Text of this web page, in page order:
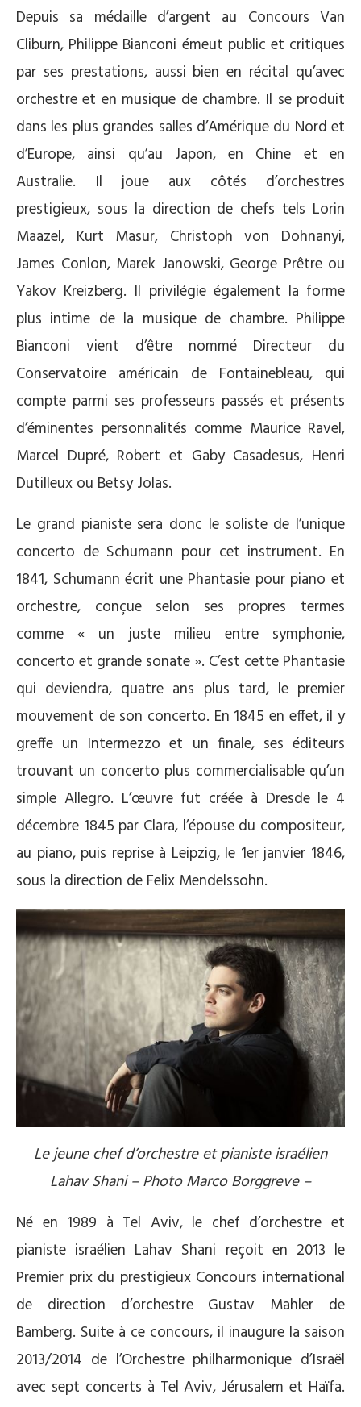
Depuis sa médaille d’argent au Concours Van
Cliburn, Philippe Bianconi émeut public et critiques
par ses prestations, aussi bien en récital qu’avec
orchestre et en musique de chambre. Il se produit
dans les plus grandes salles d’Amérique du Nord et
d’Europe, ainsi qu’au Japon, en Chine et en
Australie. Il joue aux côtés d’orchestres
prestigieux, sous la direction de chefs tels Lorin
Maazel, Kurt Masur, Christoph von Dohnanyi,
James Conlon, Marek Janowski, George Prêtre ou
Yakov Kreizberg. Il privilégie également la forme
plus intime de la musique de chambre. Philippe
Bianconi vient d’être nommé Directeur du
Conservatoire américain de Fontainebleau, qui
compte parmi ses professeurs passés et présents
d’éminentes personnalités comme Maurice Ravel,
Marcel Dupré, Robert et Gaby Casadesus, Henri
Dutilleux ou Betsy Jolas.
Le grand pianiste sera donc le soliste de l’unique
concerto de Schumann pour cet instrument. En
1841, Schumann écrit une Phantasie pour piano et
orchestre, conçue selon ses propres termes
comme « un juste milieu entre symphonie,
concerto et grande sonate ». C’est cette Phantasie
qui deviendra, quatre ans plus tard, le premier
mouvement de son concerto. En 1845 en effet, il y
greffe un Intermezzo et un finale, ses éditeurs
trouvant un concerto plus commercialisable qu’un
simple Allegro. L’œuvre fut créée à Dresde le 4
décembre 1845 par Clara, l’épouse du compositeur,
au piano, puis reprise à Leipzig, le 1er janvier 1846,
sous la direction de Felix Mendelssohn.
Le jeune chef d’orchestre et pianiste israélien
Lahav Shani – Photo Marco Borggreve –
Né en 1989 à Tel Aviv, le chef d’orchestre et
pianiste israélien Lahav Shani reçoit en 2013 le
Premier prix du prestigieux Concours international
de direction d’orchestre Gustav Mahler de
Bamberg. Suite à ce concours, il inaugure la saison
2013/2014 de l’Orchestre philharmonique d’Israël
avec sept concerts à Tel Aviv, Jérusalem et Haïfa.